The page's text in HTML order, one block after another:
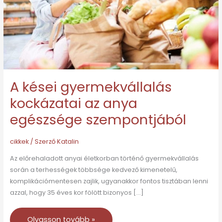
A kései gyermekvállalás
kockázatai az anya
egészsége szempontjából
cikkek/ SzerzőKatalin
Az előrehaladott anyai életkorban történő gyermekvállalás
során a terhességek többsége kedvező kimenetelű,
komplikációmentesen zajlik, ugyanakkor fontos tisztában lenni
azzal, hogy 35 éves kor fölött bizonyos […]
anya
egészsége
szempontjából
Olvasson tovább »